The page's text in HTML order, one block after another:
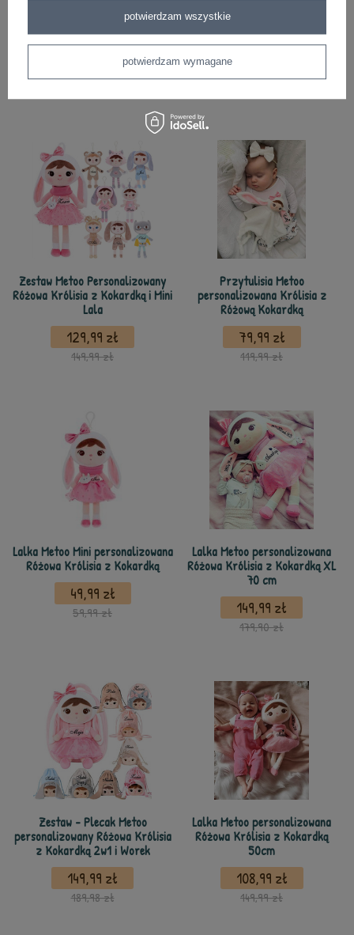
Plecak Metoo personalizowany
Różowa Królisia z Kokardką 2w1
109,99 zł
Zestaw Metoo Personalizowany
Różowa Królisia z Kokardką i
Przytuliś
Zestaw Metoo Personalizowany
Różowa Królisia z Kokardką i Mini
Lala
129,99 zł
149,99 zł
Przytulisia Metoo
personalizowana Królisia z
Różową Kokardką
79,99 zł
119,99 zł
Lalka Metoo Mini personalizowana
Różowa Królisia z Kokardką
49,99 zł
59,99 zł
Lalka Metoo personalizowana
Różowa Królisia z Kokardką XL
70 cm
149,99 zł
179,90 zł
Zestaw - Plecak Metoo
personalizowany Różowa Królisia
z Kokardką 2w1 i Worek
149,99 zł
189,98 zł
Lalka Metoo personalizowana
Różowa Królisia z Kokardką
50cm
108,99 zł
149,99 zł
potwierdzam wymagane
potwierdzam wszystkie